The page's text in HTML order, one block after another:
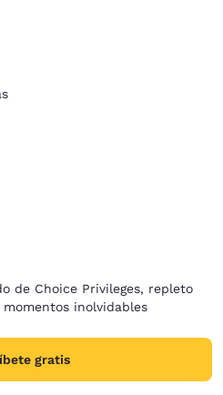
de Choice Privileges, repleto
inolvidables
gratis